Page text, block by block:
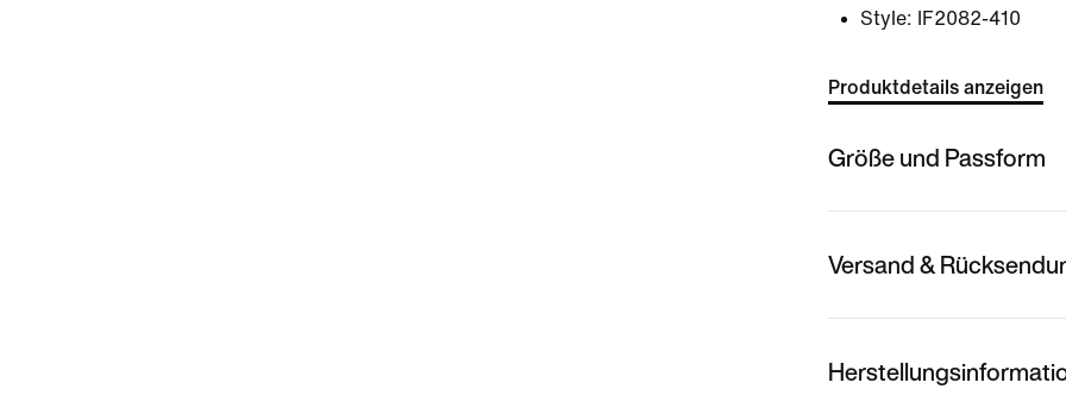
Style:
IF2082-410
Produktdetails anzeigen
Größe und Passform
Versand &